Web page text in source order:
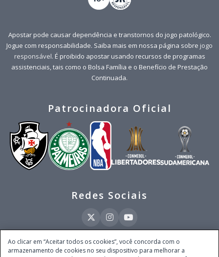
Apostar pode causar dependência e transtornos do jogo patológico.
Jogue com responsabilidade. Saiba mais em nossa página sobre jogo
responsável. É proibido apostar usando recursos de programas
assistenciais, tais como o Bolsa Família e o Benefício de Prestação
Continuada.
Patrocinadora Oficial
Redes Sociais
Este site é operado pela Ventmear Brasil LTDA (CNPJ 52.868.380/0001-84), com
Ao clicar em “Aceitar todos os cookies”, você concorda com o
armazenamento de cookies no seu dispositivo para melhorar a